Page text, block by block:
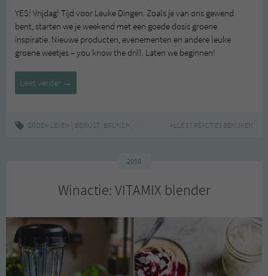
YES! Vrijdag! Tijd voor Leuke Dingen. Zoals je van ons gewend
bent, starten we je weekend met een goede dosis groene
inspiratie. Nieuwe producten, evenementen en andere leuke
groene weetjes – you know the drill. Laten we beginnen!
Lees verder Leuke
Dingen
→
GROEN LEVEN BEWUST, BRUNCH, DUURZAAM ,FLESSENGROEN,FLESSENTUIN
ALLE 37 REACTIES BEKIJKEN
2016
Winactie: VITAMIX blender